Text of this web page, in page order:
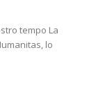
tempo La
lo